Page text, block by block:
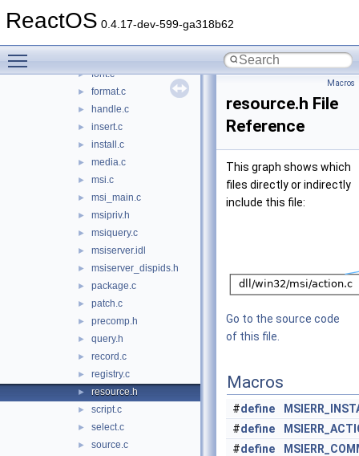
ReactOS 0.4.17-dev-599-ga318b62
► distinct.c
► font.c
► format.c
► handle.c
► insert.c
► install.c
► media.c
► msi.c
► msi_main.c
► msipriv.h
► msiquery.c
► msiserver.idl
► msiserver_dispids.h
► package.c
► patch.c
► precomp.h
► query.h
► record.c
► registry.c
► resource.h
► script.c
► select.c
► source.c
Macros
resource.h File
Reference
This graph shows which
files directly or indirectly
include this file:
Go to the source code
of this file.
Macros
#define
#define
#define